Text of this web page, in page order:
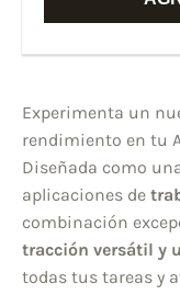
Experimenta un
rendimiento en tu
Diseñada como
aplicaciones de
combinación
tracción versátil y
todas tus tareas y